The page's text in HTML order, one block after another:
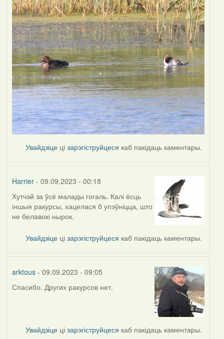
Увайдзіце цізарэгіструйцеся каб пакідаць каментары.
Harrier- 09.09.2023 - 00:18
Хутчэй за ўсё малады гогаль. Калі ёсць
іншыя ракурсы, хацелася б упэўніцца, што
не белавокі нырок.
Увайдзіце цізарэгіструйцеся каб пакідаць каментары.
arktous- 09.09.2023 - 09:05
Спасибо. Других ракурсов нет.
Увайдзіце цізарэгіструйцеся каб пакідаць каментары.